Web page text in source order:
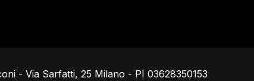
- Via Sarfatti, 25 Milano - PI 03628350153